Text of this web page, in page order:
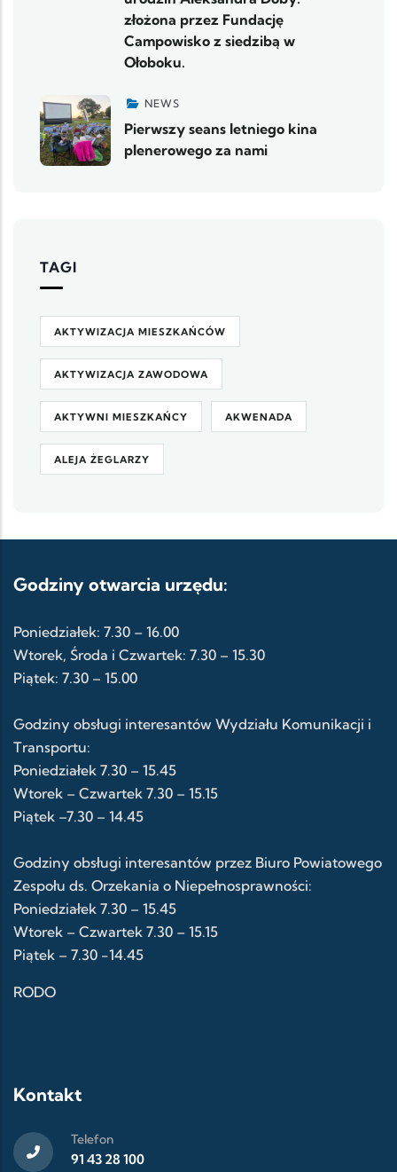
złożona przez Fundację
Campowisko z siedzibą w
Ołoboku.
NEWS
Pierwszy seans letniego kina
plenerowego za nami
TAGI
AKTYWIZACJA MIESZKAŃCÓW
AKTYWIZACJA ZAWODOWA
AKTYWNI MIESZKAŃCY AKWENADA
ALEJA ŻEGLARZY
Godziny otwarcia urzędu:
Poniedziałek: 7.30 – 16.00
Wtorek, Środa i Czwartek: 7.30 – 15.30
Piątek: 7.30 – 15.00
Godziny obsługi interesantów Wydziału Komunikacji i
Transportu:
Poniedziałek 7.30 – 15.45
Wtorek – Czwartek 7.30 – 15.15
Piątek –7.30 – 14.45
Godziny obsługi interesantów przez Biuro Powiatowego
Zespołu ds. Orzekania o Niepełnosprawności:
Poniedziałek 7.30 – 15.45
Wtorek – Czwartek 7.30 – 15.15
Piątek – 7.30 -14.45
RODO
Kontakt
Telefon
91 43 28 100